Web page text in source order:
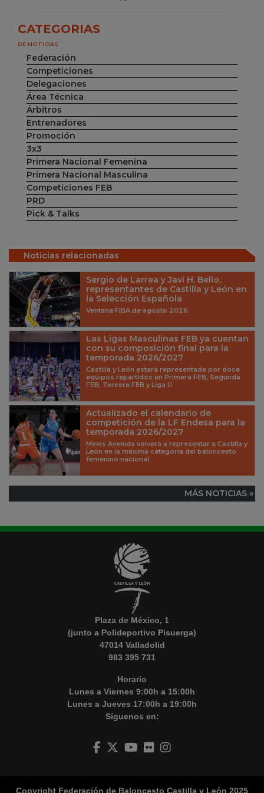
CATEGORIAS
DE NOTICIAS
Federación
Competiciones
Delegaciones
Área Técnica
Árbitros
Entrenadores
Promoción
3x3
Primera Nacional Femenina
Primera Nacional Masculina
Competiciones FEB
PRD
Pick & Talks
Noticias relacionadas
Sergio de Larrea y Javi H. Bello,
representantes de Castilla y León en
la Selección Española
Ventana FIBA de agosto 2026
Las Ligas Masculinas FEB ya cuentan
con su composición final para la
temporada 2026/2027
Castilla y León estará representada por doce
equipos repartidos en Primera FEB, Segunda
FEB, Tercera FEB y Liga U
Actualizado el calendario de
competición de la LF Endesa para la
temporada 2026/2027
Meins Avenida volverá a representar a Castilla y
León en la máxima categoría del baloncesto
femenino nacional
MÁS NOTICIAS »
Plaza de México, 1
(junto a Polideportivo Pisuerga)
47014 Valladolid
983 395 731
Horario
Lunes a Viernes 9:00h a 15:00h
Lunes a Jueves 17:00h a 19:00h
Síguenos en:
Copyright Federación de Baloncesto Castilla y León 2025